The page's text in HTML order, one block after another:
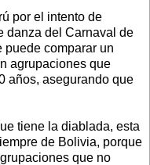
por el intento de
danza del Carnaval de
puede comparar un
agrupaciones que
años, asegurando que
tiene la diablada, esta
de Bolivia, porque
que no